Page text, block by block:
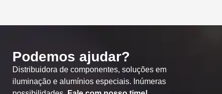
Podemos ajudar?
Distribuidora de componentes, soluções em
iluminação e alumínios especiais. Inúmeras